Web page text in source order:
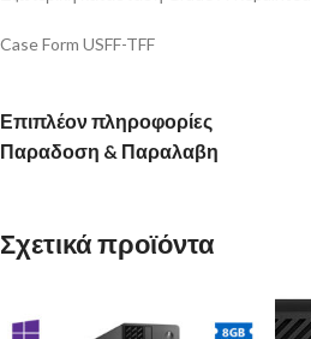
Case Form USFF-TFF
Επιπλέον πληροφορίες
Παραδοση & Παραλαβη
Σχετικά προϊόντα